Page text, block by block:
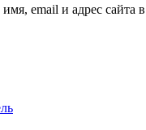
email и адрес сайта